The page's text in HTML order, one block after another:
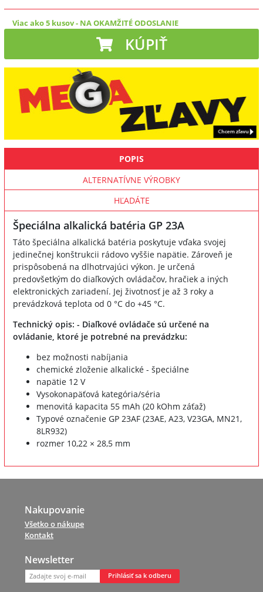
Viac ako 5 kusov- NA OKAMŽITÉ ODOSLANIE
KÚPIŤ
POPIS
ALTERNATÍVNE VÝROBKY
HĽADÁTE
Špeciálna alkalická batéria GP 23A
Táto špeciálna alkalická batéria poskytuje vďaka svojej
jedinečnej konštrukcii rádovo vyššie napätie. Zároveň je
prispôsobená na dlhotrvajúci výkon. Je určená
predovšetkým do diaľkových ovládačov, hračiek a iných
elektronických zariadení. Jej životnosť je až 3 roky a
prevádzková teplota od 0 °C do +45 °C.
Technický opis: - Diaľkové ovládače sú určené na
ovládanie, ktoré je potrebné na prevádzku:
bez možnosti nabíjania
chemické zloženie alkalické - špeciálne
napätie 12 V
Vysokonapäťová kategória/séria
menovitá kapacita 55 mAh (20 kOhm záťaž)
Typové označenie GP 23AF (23AE, A23, V23GA, MN21,
8LR932)
rozmer 10,22 × 28,5 mm
Nakupovanie
Všetko o nákupe
Kontakt
Newsletter
Prihlásiť sa k odberu